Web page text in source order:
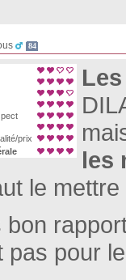
84
prix
les
le
bon
pas pour